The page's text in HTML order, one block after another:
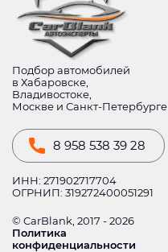
Подбор автомобилей
в Хабаровске,
Владивостоке,
Москве и Санкт-Петербурге
8 958 538 39 28
ИНН: 271902717704
ОГРНИП: 319272400051291
© CarBlank, 2017 - 2026
Политика
конфиденциальности